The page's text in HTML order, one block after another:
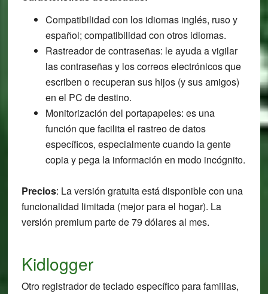
Compatibilidad con los idiomas inglés, ruso y
español; compatibilidad con otros idiomas.
Rastreador de contraseñas: le ayuda a vigilar
las contraseñas y los correos electrónicos que
escriben o recuperan sus hijos (y sus amigos)
en el PC de destino.
Monitorización del portapapeles: es una
función que facilita el rastreo de datos
específicos, especialmente cuando la gente
copia y pega la información en modo incógnito.
Precios: La versión gratuita está disponible con una
funcionalidad limitada (mejor para el hogar). La
versión premium parte de 79 dólares al mes.
Kidlogger
Otro registrador de teclado específico para familias,